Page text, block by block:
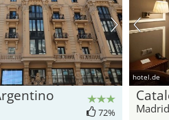
72%
hotel.de
Madrid